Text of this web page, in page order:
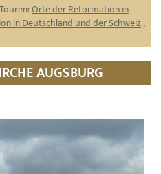
Orte der Reformation in
in Deutschland und der Schweiz,
AUGSBURG